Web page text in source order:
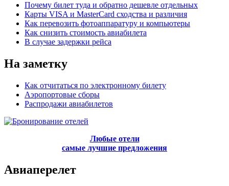
Почему билет туда и обратно дешевле отдельных
Карты VISA и MasterCard сходства и различия
Как перевозить фотоаппаратуру и компьютеры
Как снизить стоимость авиабилета
В случае задержки рейса
На заметку
Как отчитаться по электронному билету
Аэропортовые сборы
Распродажи авиабилетов
Любые отели
самые лучшие предложения
Авиаперелет